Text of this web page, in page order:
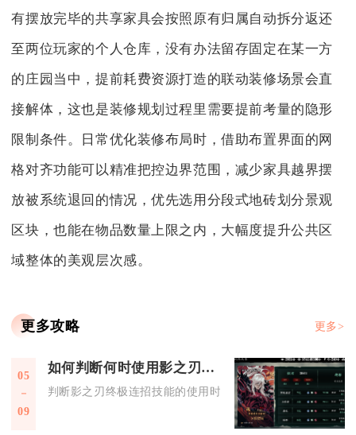
有摆放完毕的共享家具会按照原有归属自动拆分返还
至两位玩家的个人仓库，没有办法留存固定在某一方
的庄园当中，提前耗费资源打造的联动装修场景会直
接解体，这也是装修规划过程里需要提前考量的隐形
限制条件。日常优化装修布局时，借助布置界面的网
格对齐功能可以精准把控边界范围，减少家具越界摆
放被系统退回的情况，优先选用分段式地砖划分景观
区块，也能在物品数量上限之内，大幅度提升公共区
域整体的美观层次感。
更多攻略 更多>
05
09
如何判断何时使用影之刃终极连招技能
判断影之刃终极连招技能的使用时机，核心在于把控杀意值